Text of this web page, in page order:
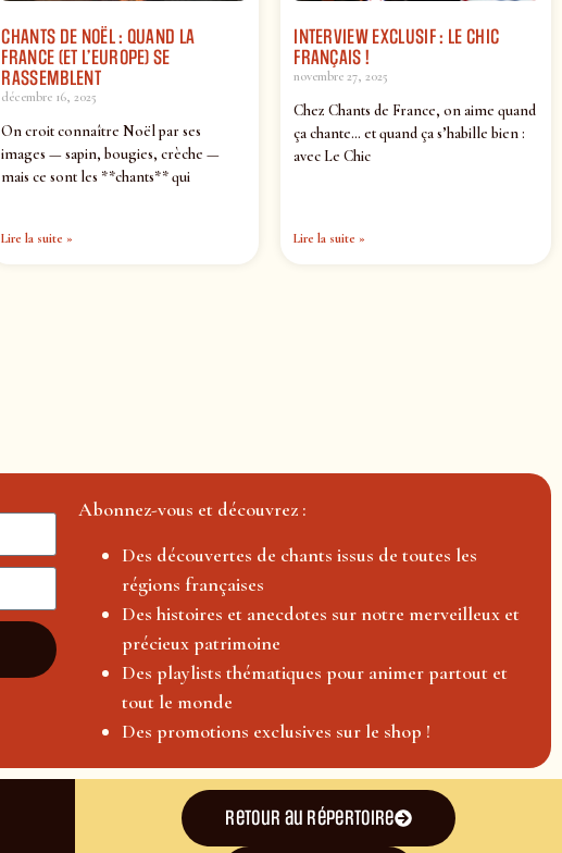
CHANTS DE NOËL : QUAND LA
FRANCE (ET L’EUROPE) SE
RASSEMBLENT
décembre 16, 2025
On croit connaître Noël par ses
images — sapin, bougies, crèche —
mais ce sont les **chants** qui
Lire la suite »
INTERVIEW EXCLUSIF : LE CHIC
FRANÇAIS !
novembre 27, 2025
Chez Chants de France, on aime quand
ça chante… et quand ça s’habille bien :
avec Le Chic
Lire la suite »
Abonnez-vous et découvrez :
Des découvertes de chants issus de toutes les
régions françaises
Des histoires et anecdotes sur notre merveilleux et
précieux patrimoine
Des playlists thématiques pour animer partout et
tout le monde
Des promotions exclusives sur le shop !
Retour au répertoire